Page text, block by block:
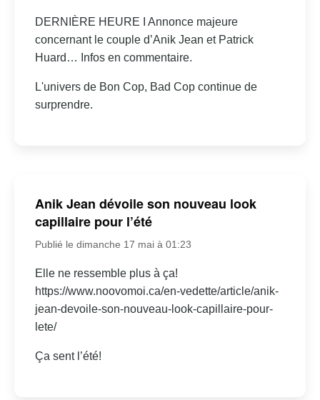
DERNIÈRE HEURE I Annonce majeure
concernant le couple d’Anik Jean et Patrick
Huard… Infos en commentaire.
L'univers de Bon Cop, Bad Cop continue de
surprendre.
Anik Jean dévoile son nouveau look
capillaire pour l’été
Publié le dimanche 17 mai à 01:23
Elle ne ressemble plus à ça!
https://www.noovomoi.ca/en-vedette/article/anik-
jean-devoile-son-nouveau-look-capillaire-pour-
lete/
Ça sent l’été!